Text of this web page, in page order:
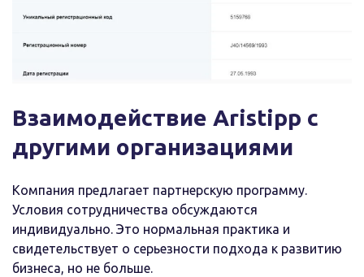
Взаимодействие Aristipp с
другими организациями
Компания предлагает партнерскую программу.
Условия сотрудничества обсуждаются
индивидуально. Это нормальная практика и
свидетельствует о серьезности подхода к развитию
бизнеса, но не больше.